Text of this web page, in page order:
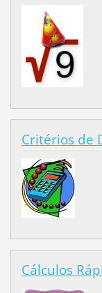
Critérios de
Cálculos